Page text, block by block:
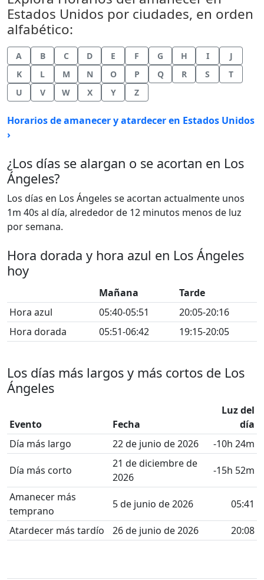
Estados Unidos por ciudades, en orden
alfabético:
A B C D E F G H I
J
K
L M N O P Q R S
T
U
V W X Y Z
Horarios de amanecer y atardecer en Estados Unidos
›
¿Los días se alargan o se acortan en Los
Ángeles?
Los días en Los Ángeles se acortan actualmente unos
1m 40s al día, alrededor de 12 minutos menos de luz
por semana.
Hora dorada y hora azul en Los Ángeles
hoy
Mañana
Tarde
Hora azul
05:40-05:51
20:05-20:16
Hora dorada
05:51-06:42 19:15-20:05
Los días más largos y más cortos de Los
Ángeles
Evento Fecha
Luz del
día
Día más largo
22 de junio de 2026 -10h 24m
Día más corto
21 de diciembre de
2026
-15h 52m
Amanecer más
temprano
5 de junio de 2026 05:41
Atardecer más tardío 26 de junio de 2026 20:08